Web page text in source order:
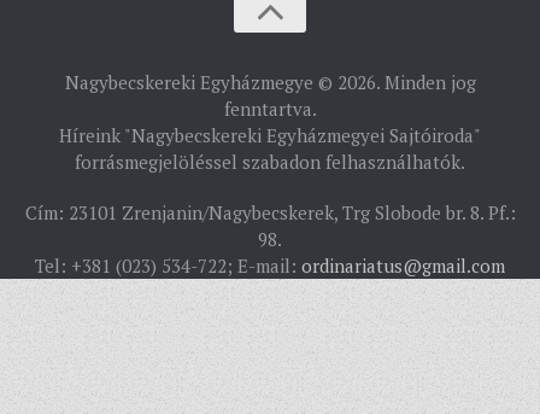
TÖRTÉNELEM
EGYHÁZMEGYEI LEVÉLTÁR
LELKIPÁSZTOROK
SZERZETESRENDEK
IN MEMORIAM
PLÉBÁNIÁK
Nagybecskereki Egyházmegye © 2026. Minden jog
fenntartva.
Híreink "Nagybecskereki Egyházmegyei Sajtóiroda"
forrásmegjelöléssel szabadon felhasználhatók.
Cím: 23101 Zrenjanin/Nagybecskerek, Trg Slobode br. 8. Pf.:
98.
Tel: +381 (023) 534-722; E-mail: ordinariatus@gmail.com